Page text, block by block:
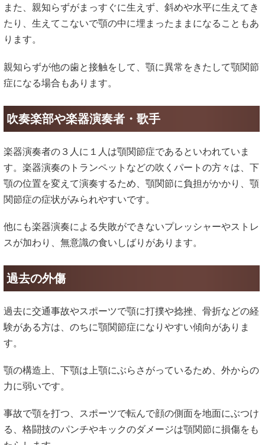
また、親知らずがまっすぐに生えず、斜めや水平に生えてき
たり、生えてこないで顎の中に埋まったままになることもあ
ります。
親知らずが他の歯と接触をして、顎に異常をきたして顎関節
症になる場合もあります。
吹奏楽部や楽器演奏者・歌手
楽器演奏者の３人に１人は顎関節症であるといわれていま
す。楽器演奏のトランペットなどの吹くパートの方々は、下
顎の位置を変えて演奏するため、顎関節に負担がかかり、顎
関節症の症状がみられやすいです。
他にも楽器演奏による失敗ができないプレッシャーやストレ
スが加わり、無意識の食いしばりがあります。
過去の外傷
過去に交通事故やスポーツで顎に打撲や捻挫、骨折などの経
験がある方は、のちに顎関節症になりやすい傾向がありま
す。
顎の構造上、下顎は上顎にぶらさがっているため、外からの
力に弱いです。
事故で顎を打つ、スポーツで転んで顔の側面を地面にぶつけ
る、格闘技のパンチやキックのダメージは顎関節に損傷をも